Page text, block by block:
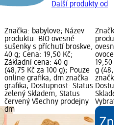
Další produkty od
Značka: babylove; Název
produktu: BIO ovesné
sušenky s příchutí broskve,
40 g; Cena: 19,50 Kč;
Základní cena: 40 g
(48,75 Kč za 100 g); Pouze
online grafika, dm značka
grafika; Dostupnost: Status
zelený Skladem, Status
červený Všechny prodejny
dm
Značka:
ovesné
ovoce,
19,50
g (48,75
značka
Vybrat